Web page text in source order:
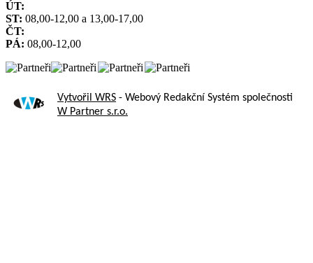
ÚT:
ST: 08,00-12,00 a 13,00-17,00
ČT:
PÁ: 08,00-12,00
Vytvořil WRS - Webový Redakční Systém společnosti
W Partner s.r.o.